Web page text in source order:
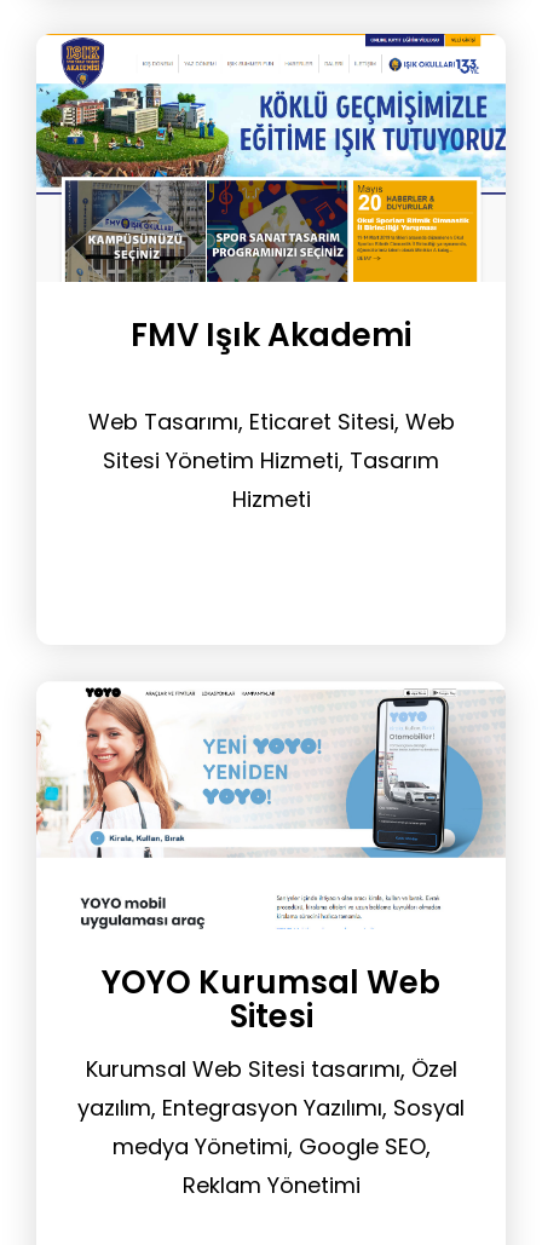
FMV Işık Akademi
Web Tasarımı, Eticaret Sitesi, Web
Sitesi Yönetim Hizmeti, Tasarım
Hizmeti
YOYO Kurumsal Web
Sitesi
Kurumsal Web Sitesi tasarımı, Özel
yazılım, Entegrasyon Yazılımı, Sosyal
medya Yönetimi, Google SEO,
Reklam Yönetimi